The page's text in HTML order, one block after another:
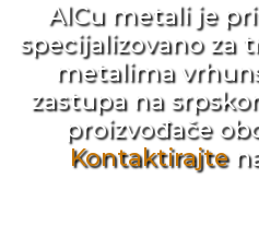
AlCu metali je
specijalizovano za
metalima
zastupa na
proizvođače
Kontaktirajte